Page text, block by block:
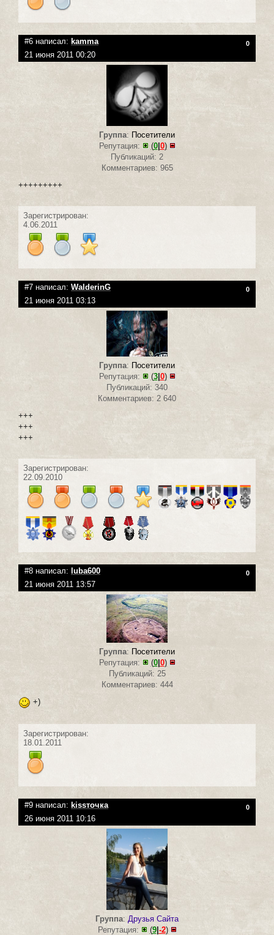
#6 написал: kamma 0
21 июня 2011 00:20
Группа: Посетители
Репутация:
(0| 0)
Публикаций: 2
Комментариев: 965
+++++++++
Зарегистрирован:
4.06.2011
#7 написал: WalderinG 0
21 июня 2011 03:13
Группа: Посетители
Репутация:
(3| 0)
Публикаций: 340
Комментариев: 2 640
+++
+++
+++
Зарегистрирован:
22.09.2010
#8 написал: luba600 0
21 июня 2011 13:57
Группа: Посетители
Репутация:
(0|0)
Публикаций: 25
Комментариев: 444
+)
Зарегистрирован:
18.01.2011
#9 написал: kissточка 0
26 июня 2011 10:16
Группа: Друзья Сайта
Репутация:
(9| -2)